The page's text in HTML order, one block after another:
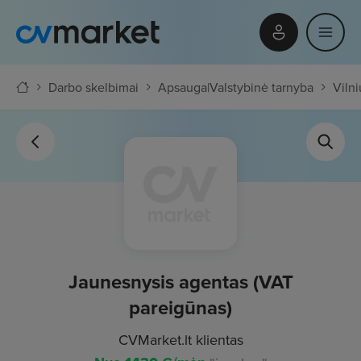
Darbo skelbimai Apsauga|Valstybinė tarnyba
Jaunesnysis agentas (VAT
pareigūnas)
CVMarket.lt klientas